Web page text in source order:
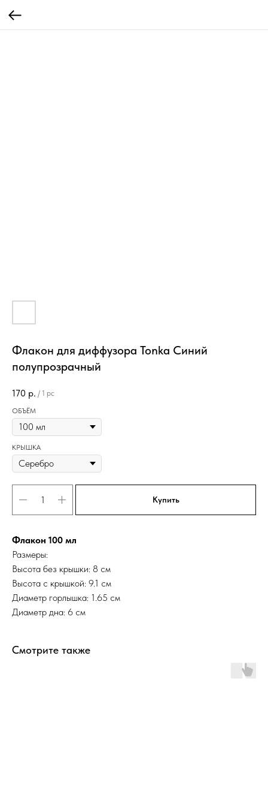
Флакон для диффузора Tonka Синий
полупрозрачный
170 р. / 1 pc
ОБЪЁМ
КРЫШКА
Купить
Флакон 100 мл
Размеры:
Высота без крышки: 8 см
Высота с крышкой: 9.1 см
Диаметр горлышка: 1.65 см
Диаметр дна: 6 см
Смотрите также